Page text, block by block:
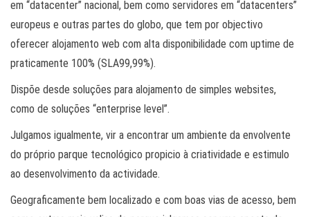
em “datacenter” nacional, bem como servidores em “datacenters”
europeus e outras partes do globo, que tem por objectivo
oferecer alojamento web com alta disponibilidade com uptime de
praticamente 100% (SLA99,99%).
Dispõe desde soluções para alojamento de simples websites,
como de soluções “enterprise level”.
Julgamos igualmente, vir a encontrar um ambiente da envolvente
do próprio parque tecnológico propicio à criatividade e estimulo
ao desenvolvimento da actividade.
Geograficamente bem localizado e com boas vias de acesso, bem